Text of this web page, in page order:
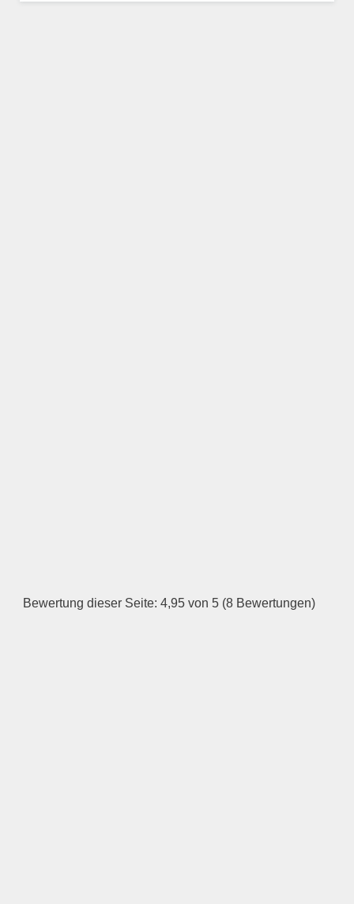
Bewertung dieser Seite: 4,95 von 5 (8 Bewertungen)